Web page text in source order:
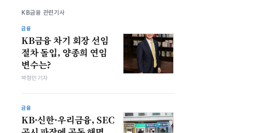
KB금융 관련기사
금융
KB금융 차기 회장 선임
절차 돌입, 양종희 연임
변수는?
박형민 기자
금융
KB·신한·우리금융, SEC